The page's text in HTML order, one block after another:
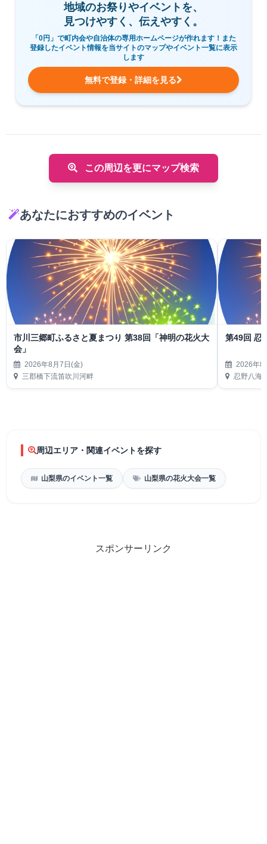
地域のお祭りやイベントを、
見つけやすく、伝えやすく。
「0円」で町内会や自治体の専用ホームページが作れます！また
登録したイベント情報を当サイトのマップやイベント一覧に表示
します
無料で登録・詳細を見る
この周辺を更にマップ検索
あなたにおすすめのイベント
市川三郷町ふるさと夏まつり 第38回「神明の花火大
会」
2026年8月7日(金)
三郡橋下流笛吹川河畔
第49回 忍
2026年8
忍野八海
周辺エリア・関連イベントを探す
山梨県のイベント一覧 山梨県の花火大会一覧
スポンサーリンク